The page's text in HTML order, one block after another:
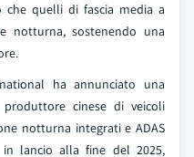
quelli di fascia media a
notturna, sostenendo una
ha annunciato una
cinese di veicoli
notturna integrati e ADAS
lancio alla fine del 2025,